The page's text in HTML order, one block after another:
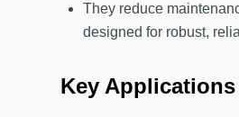
They reduce
designed for robust,
Key Applications